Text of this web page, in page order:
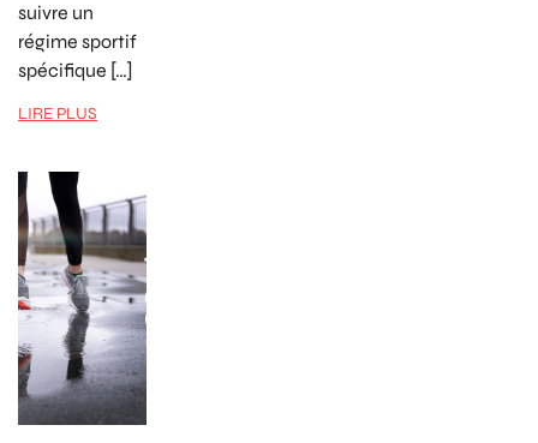
suivre un
régime sportif
spécifique […]
LIRE PLUS